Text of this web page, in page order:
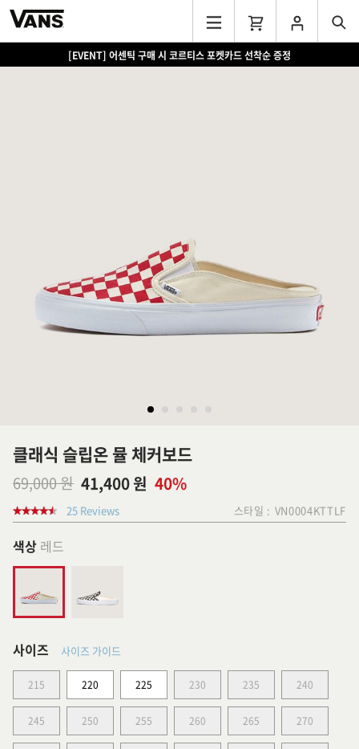
[EVENT] 어센틱 구매 시 코르티스 포켓카드 선착순 증정
[EVENT] 15만원 이상 구매 시 쿨러백 증정
클래식 슬립온 뮬 체커보드
69,000 원 41,400 원 40%
25 Reviews 스타일 : VN0004KTTLF
색상 레드
사이즈 사이즈 가이드
215 220 225 230 235 240
245 250 255 260 265 270